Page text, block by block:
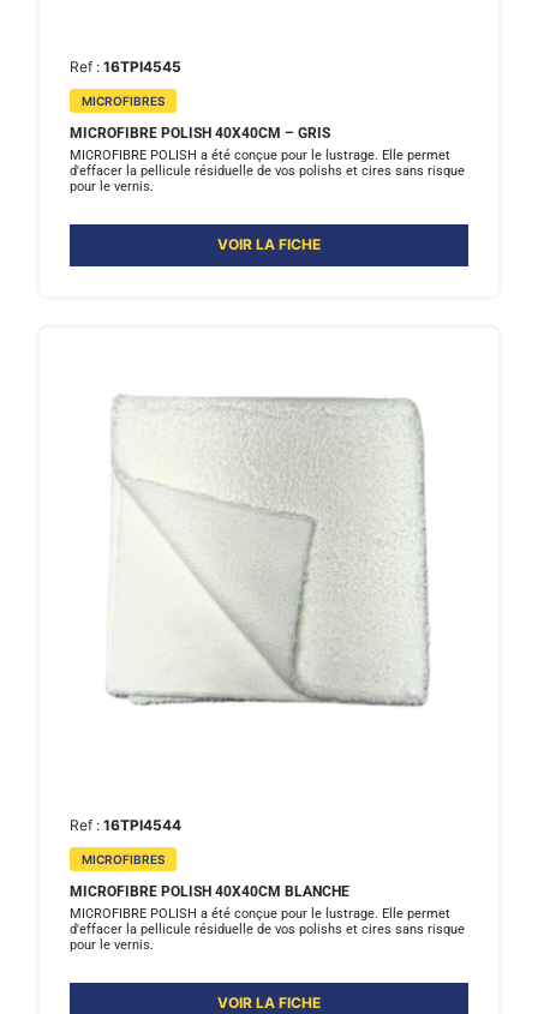
Ref : 16TPI4545
MICROFIBRES
MICROFIBRE POLISH 40X40CM – GRIS
MICROFIBRE POLISH a été conçue pour le lustrage. Elle permet
d'effacer la pellicule résiduelle de vos polishs et cires sans risque
pour le vernis.
VOIR LA FICHE
Ref : 16TPI4544
MICROFIBRES
MICROFIBRE POLISH 40X40CM BLANCHE
MICROFIBRE POLISH a été conçue pour le lustrage. Elle permet
d'effacer la pellicule résiduelle de vos polishs et cires sans risque
pour le vernis.
VOIR LA FICHE